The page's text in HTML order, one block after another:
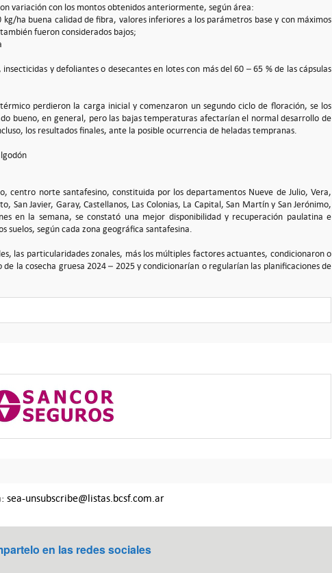
variación con los montos obtenidos anteriormente, según área:
kg/ha buena calidad de fibra, valores inferiores a los parámetros base y con máximos
fueron considerados bajos;
y defoliantes o desecantes en lotes con más del 60 – 65 % de las cápsulas
perdieron la carga inicial y comenzaron un segundo ciclo de floración, se los
bueno, en general, pero las bajas temperaturas afectarían el normal desarrollo de
los resultados finales, ante la posible ocurrencia de heladas tempranas.
centro norte santafesino, constituida por los departamentos Nueve de Julio, Vera,
San Javier, Garay, Castellanos, Las Colonias, La Capital, San Martín y San Jerónimo,
en la semana, se constató una mejor disponibilidad y recuperación paulatina e
suelos, según cada zona geográfica santafesina.
las particularidades zonales, más los múltiples factores actuantes, condicionaron o
la cosecha gruesa 2024 – 2025 y condicionarían o regularían las planificaciones de
sea-unsubscribe@listas.bcsf.com.ar
en las redes sociales